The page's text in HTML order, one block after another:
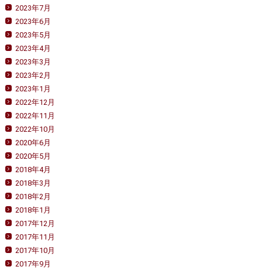
2023年7月
2023年6月
2023年5月
2023年4月
2023年3月
2023年2月
2023年1月
2022年12月
2022年11月
2022年10月
2020年6月
2020年5月
2018年4月
2018年3月
2018年2月
2018年1月
2017年12月
2017年11月
2017年10月
2017年9月